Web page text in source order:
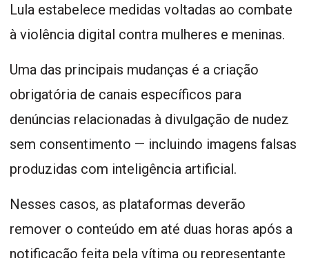
Lula estabelece medidas voltadas ao combate
à violência digital contra mulheres e meninas.
Uma das principais mudanças é a criação
obrigatória de canais específicos para
denúncias relacionadas à divulgação de nudez
sem consentimento — incluindo imagens falsas
produzidas com inteligência artificial.
Nesses casos, as plataformas deverão
remover o conteúdo em até duas horas após a
notificação feita pela vítima ou representante